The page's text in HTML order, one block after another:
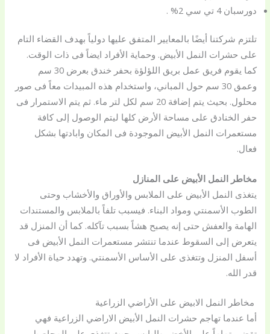
دورسبان 4 تي سي 2% .
تلتزم شركتنا أيضًا بالمعايير المتفق عليها دولياً بهدف القضاء التام
على حشرات النمل الأبيض. وحماية الأفراد ايضاً فى ذات الوقت.
كما
يقوم فريق عمل بريق اللؤلؤة بحفر خندق بعرض 30 سم
وعمق 30 سم حول المباني، واستخدام هذه المبيدات معاً فى صور
محلول. بحيث يتم إضافة 20 سم لكل لتر ماء. ثم
يتم الاستمرار فى
حفر الخنادق على مساحة الأرض كلها ليتم الوصول إلى كافة
مستعمرات النمل الأبيض الموجودة فى المكان وابادتها بشكل
فعال.
مخاطر النمل الأبيض على المنازل
يتغذى النمل الأبيض على الملابس والأوراق والأخشاب وحتى
الطوب الأسمنتي ومواد البناء. فيسبب تلفاً بالملابس والمستندات
الهامة والعفش حتى إنه يصبح هشاً بسبب تآكله. كما أن المنزل قد
يتعرض إلى السقوط عندما تنتشر مستعمرات النمل الأبيض فى
أسفل المنزل وتتغذى على الأساس الأسمنتي. وتهدد حياة الأفراد لا
قدر الله.
مخاطر النمل الابيض على الأراضي الزراعية
أما عندما تهاجم حشرات النمل الأبيض الاراضي الزراعية فهي